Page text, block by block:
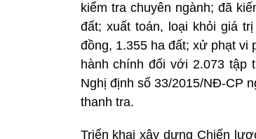
kiểm tra chuyên ngành; đã
đất; xuất toán, loại khỏi giá
đồng, 1.355 ha đất; xử phạt vi
hành chính đối với 2.073 tập
Nghị định số 33/2015/NĐ-CP
thanh tra.
Triển khai xây dựng Chiến